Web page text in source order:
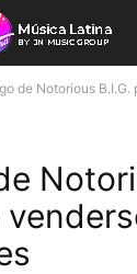
de Notorious